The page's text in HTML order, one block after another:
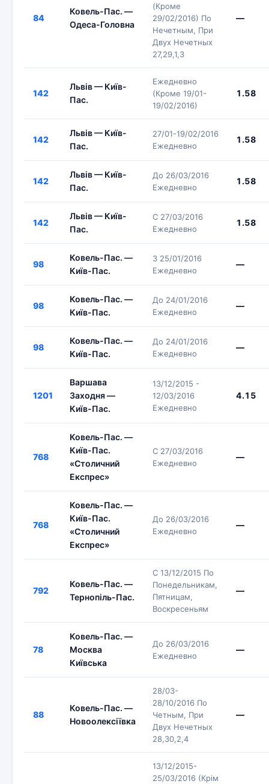
84
Ковель-Пас. —
Одеса-Головна
(Кроме
29/02/2016) По
Нечетным, При
Двух Нечетных
27,29,1,3
—
142
Львів — Київ-
Пас.
Ежедневно
(Кроме 19/01-
19/02/2016)
1.58
142
Львів — Київ-
Пас.
27/01-19/02/2016
Ежедневно
1.58
142
Львів — Київ-
Пас.
До 26/03/2016
Ежедневно
1.58
142
Львів — Київ-
Пас.
С 27/03/2016
Ежедневно
1.58
98
Ковель-Пас. —
Київ-Пас.
З 25/01/2016
Ежедневно
—
98
Ковель-Пас. —
Київ-Пас.
До 24/01/2016
Ежедневно
—
98
Ковель-Пас. —
Київ-Пас.
До 24/01/2016
Ежедневно
—
1201
Варшава
Заходня —
Київ-Пас.
13/12/2015 -
12/03/2016
Ежедневно
4.15
768
Ковель-Пас. —
Київ-Пас.
«Столичний
Експрес»
С 27/03/2016
Ежедневно
—
768
Ковель-Пас. —
Київ-Пас.
«Столичний
Експрес»
До 26/03/2016
Ежедневно
—
792
Ковель-Пас. —
Тернопіль-Пас.
С 13/12/2015 По
Понедельникам,
Пятницам,
Воскресеньям
—
78
Ковель-Пас. —
Москва
Київська
До 26/03/2016
Ежедневно
—
88
Ковель-Пас. —
Новоолексіївка
28/03-
28/10/2016 По
Четным, При
Двух Нечетных
28,30,2,4
—
13/12/2015-
25/03/2016 (Крім